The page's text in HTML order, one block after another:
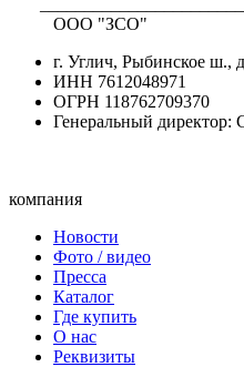
ООО "ЗСО"
г. Углич, Рыбинское ш.,
ИНН 7612048971
ОГРН 118762709370
Генеральный директор:
компания
Новости
Фото / видео
Пресса
Каталог
Где купить
О нас
Реквизиты